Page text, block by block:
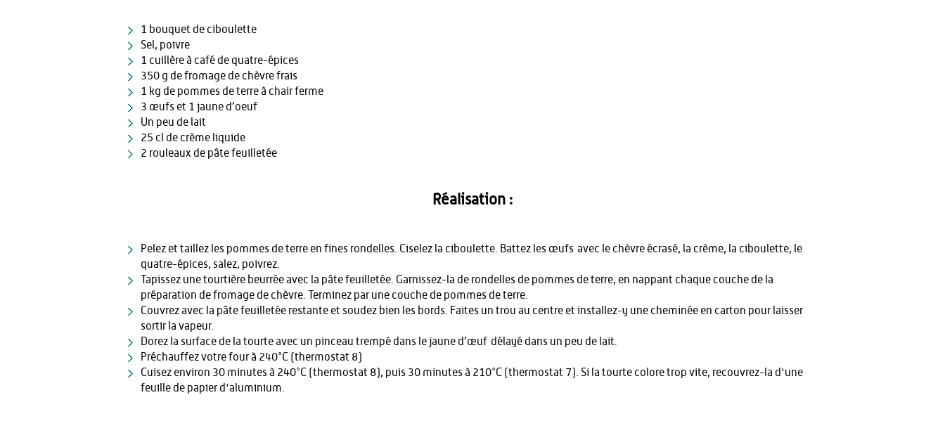
1 bouquet de ciboulette
Sel, poivre
1 cuillère à café de quatre-épices
350 g de fromage de chèvre frais
1 kg de pommes de terre à chair ferme
3 œufs et 1 jaune d’oeuf
Un peu de lait
25 cl de crème liquide
2 rouleaux de pâte feuilletée
Réalisation :
Pelez et taillez les pommes de terre en fines rondelles. Ciselez la ciboulette. Battez les œufs avec le chèvre écrasé, la crème, la ciboulette, le
quatre-épices, salez, poivrez.
Tapissez une tourtière beurrée avec la pâte feuilletée. Garnissez-la de rondelles de pommes de terre, en nappant chaque couche de la
préparation de fromage de chèvre. Terminez par une couche de pommes de terre.
Couvrez avec la pâte feuilletée restante et soudez bien les bords. Faites un trou au centre et installez-y une cheminée en carton pour laisser
sortir la vapeur.
Dorez la surface de la tourte avec un pinceau trempé dans le jaune d’œuf délayé dans un peu de lait.
Préchauffez votre four à 240°C (thermostat 8)
Cuisez environ 30 minutes à 240°C (thermostat 8), puis 30 minutes à 210°C (thermostat 7). Si la tourte colore trop vite, recouvrez-la d'une
feuille de papier d'aluminium.